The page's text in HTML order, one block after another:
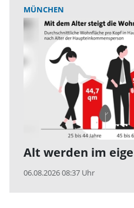
MÜNCHEN
Alt werden im
06.08.2026 08:37 Uhr